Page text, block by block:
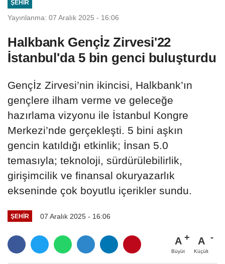
ŞEHIR
Yayınlanma: 07 Aralık 2025 - 16:06
Halkbank Gençİz Zirvesi'22
İstanbul'da 5 bin genci buluşturdu
Gençİz Zirvesi’nin ikincisi, Halkbank’ın
gençlere ilham verme ve geleceğe
hazırlama vizyonu ile İstanbul Kongre
Merkezi’nde gerçekleşti. 5 bini aşkın
gencin katıldığı etkinlik; İnsan 5.0
temasıyla; teknoloji, sürdürülebilirlik,
girişimcilik ve finansal okuryazarlık
ekseninde çok boyutlu içerikler sundu.
ŞEHIR 07 Aralık 2025 - 16:06
A
Büyüt
A
Küçült